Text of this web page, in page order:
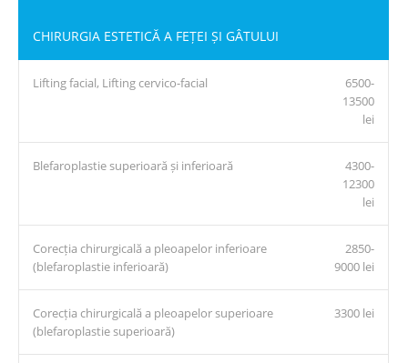
CHIRURGIA ESTETICĂ A FEȚEI ȘI GÂTULUI
Lifting facial, Lifting cervico-facial
6500-
13500
lei
Blefaroplastie superioară și inferioară
4300-
12300
lei
Corecția chirurgicală a pleoapelor inferioare
(blefaroplastie inferioară)
2850-
9000 lei
Corecția chirurgicală a pleoapelor superioare
(blefaroplastie superioară)
3300 lei